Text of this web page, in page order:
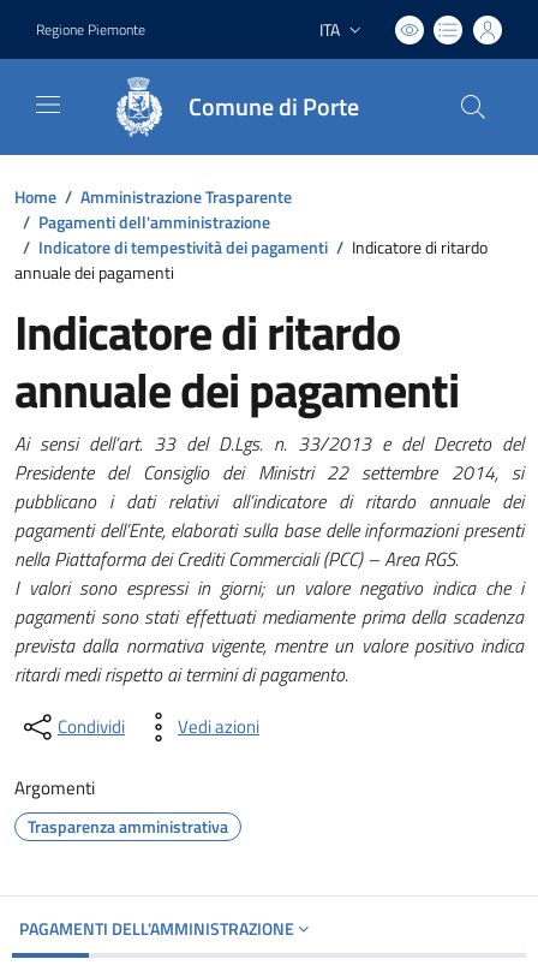
Regione Piemonte Lingua attiva:
ITA
Comune di Porte
Home / Amministrazione Trasparente
/ Pagamenti dell'amministrazione
/ Indicatore di tempestività dei pagamenti / Indicatore di ritardo
annuale dei pagamenti
Indicatore di ritardo
annuale dei pagamenti
Ai sensi dell’art. 33 del D.Lgs. n. 33/2013 e del Decreto del
Presidente del Consiglio dei Ministri 22 settembre 2014, si
pubblicano i dati relativi all’indicatore di ritardo annuale dei
pagamenti dell’Ente, elaborati sulla base delle informazioni presenti
nella Piattaforma dei Crediti Commerciali (PCC) – Area RGS.
I valori sono espressi in giorni; un valore negativo indica che i
pagamenti sono stati effettuati mediamente prima della scadenza
prevista dalla normativa vigente, mentre un valore positivo indica
ritardi medi rispetto ai termini di pagamento.
Condividi Vedi azioni
Argomenti
Trasparenza amministrativa
PAGAMENTI DELL'AMMINISTRAZIONE